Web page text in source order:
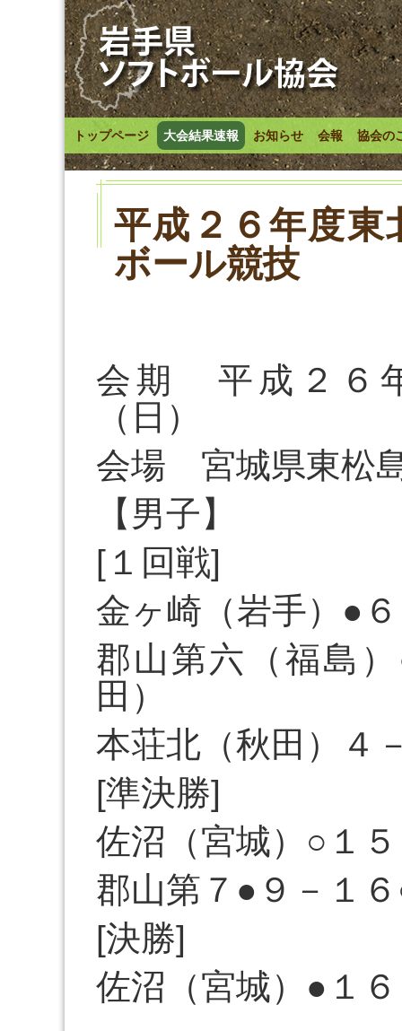
トップページ 大会結果速報 お知らせ 会報 協会の
平成２６年度東
ボール競技
会期 平成２６
（日）
会場 宮城県東松
【男子】
[１回戦]
金ヶ崎（岩手）●
郡山第六（福島
田）
本荘北（秋田）４
[準決勝]
佐沼（宮城）○１
郡山第７●９－１
[決勝]
佐沼（宮城）●１